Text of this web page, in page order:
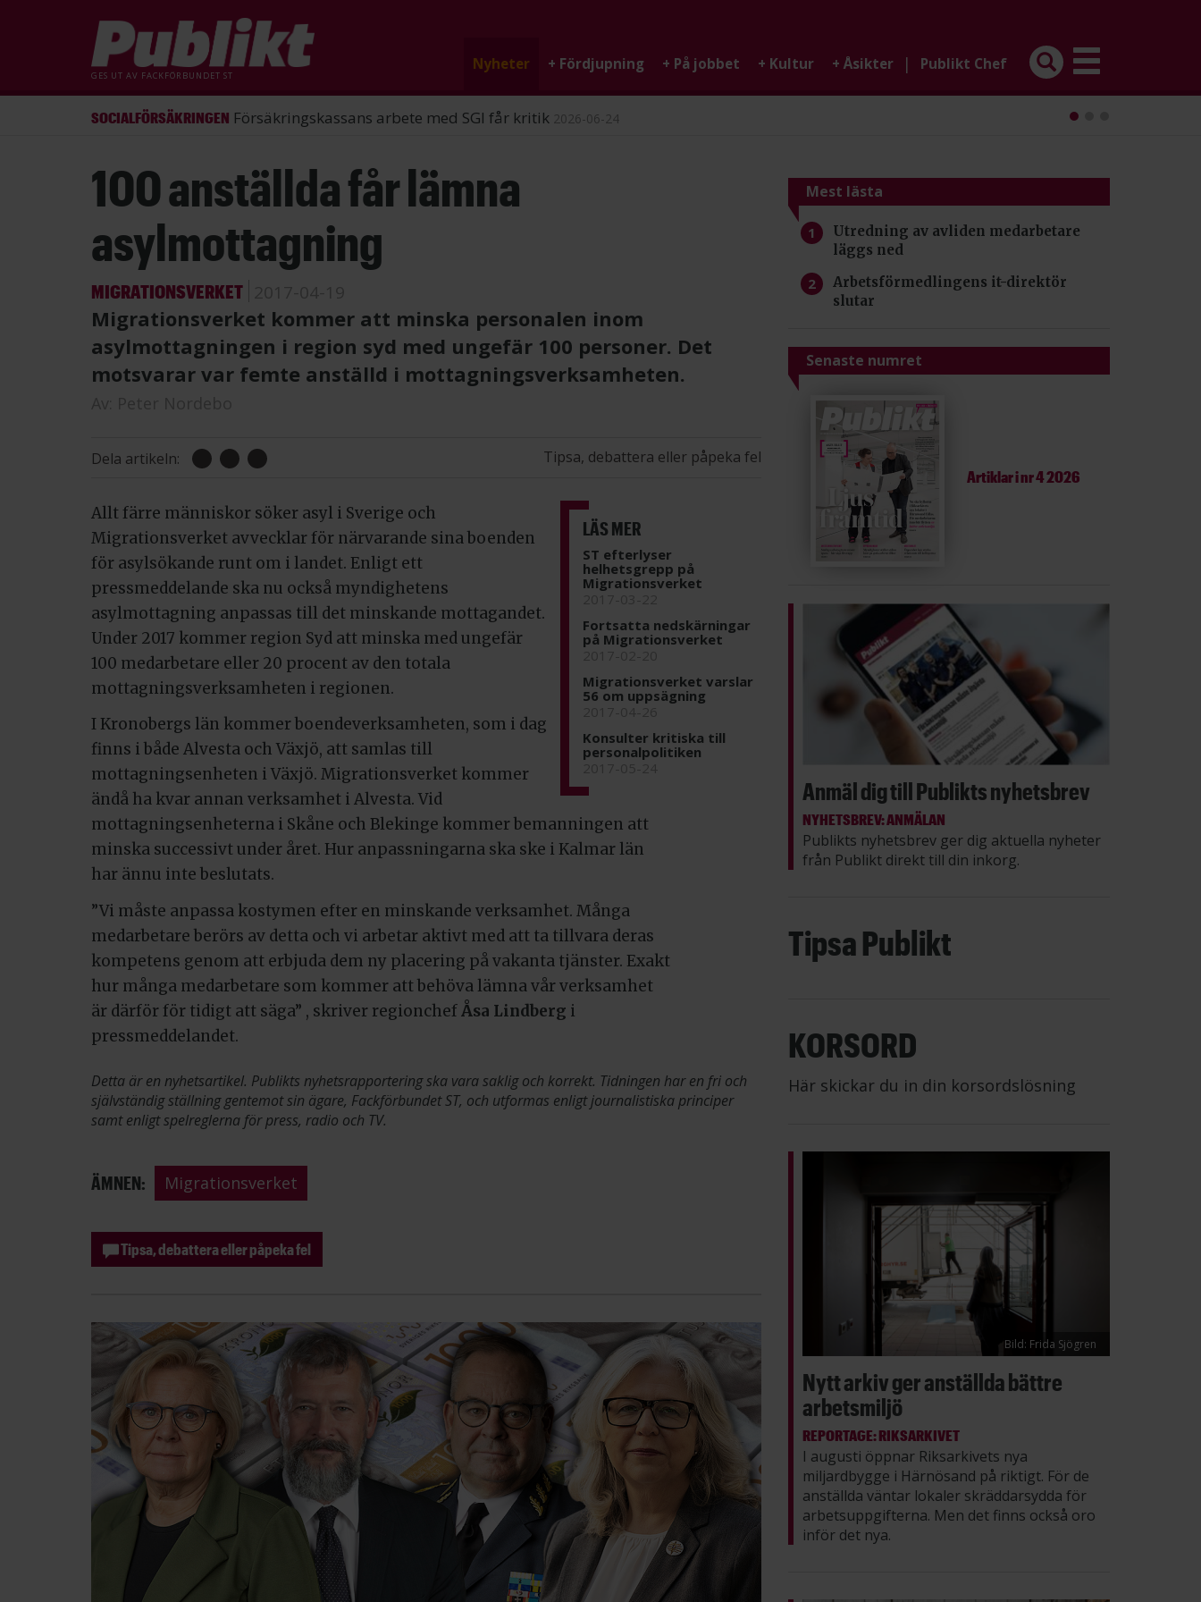
GES UT AV FACKFÖRBUNDET ST
Nyheter + Fördjupning + På jobbet + Kultur + Åsikter | Publikt Chef
ARBETSRÄTT ST förlorade mål mot Energimyndigheten 2026-06-25
100 anställda får lämna
asylmottagning
MIGRATIONSVERKET
Migrationsverket kommer att minska personalen inom
asylmottagningen i region syd med ungefär 100 personer. Det
motsvarar var femte anställd i mottagningsverksamheten.
Dela artikeln: Tipsa, debattera eller påpeka fel
LÄS MER
ST efterlyser
helhetsgrepp på
Migrationsverket
Fortsatta nedskärningar
på Migrationsverket
Migrationsverket varslar
56 om uppsägning
Konsulter kritiska till
personalpolitiken
Allt färre människor söker asyl i Sverige och
Migrationsverket avvecklar för närvarande sina boenden
för asylsökande runt om i landet. Enligt ett
pressmeddelande ska nu också myndighetens
asylmottagning anpassas till det minskande mottagandet.
Under 2017 kommer region Syd att minska med ungefär
100 medarbetare eller 20 procent av den totala
mottagningsverksamheten i regionen.
I Kronobergs län kommer boendeverksamheten, som i dag
finns i både Alvesta och Växjö, att samlas till
mottagningsenheten i Växjö. Migrationsverket kommer
ändå ha kvar annan verksamhet i Alvesta. Vid
mottagningsenheterna i Skåne och Blekinge kommer bemanningen att
minska successivt under året. Hur anpassningarna ska ske i Kalmar län
har ännu inte beslutats.
”Vi måste anpassa kostymen efter en minskande verksamhet. Många
medarbetare berörs av detta och vi arbetar aktivt med att ta tillvara deras
kompetens genom att erbjuda dem ny placering på vakanta tjänster. Exakt
hur många medarbetare som kommer att behöva lämna vår verksamhet
är därför för tidigt att säga” , skriver regionchefÅsa Lindberg i
pressmeddelandet.
Detta är en nyhetsartikel. Publikts nyhetsrapportering ska vara saklig och korrekt. Tidningen har en fri och
självständig ställning gentemot sin ägare, Fackförbundet ST, och utformas enligt journalistiska principer
samt enligt spelreglerna för press, radio och TV.
ÄMNEN: Migrationsverket
Tipsa, debattera eller påpeka fel
Mest lästa
Utredning av avliden medarbetare
läggs ned
Arbetsförmedlingens it-direktör
slutar
Senaste numret
Artiklar inr 4 2026
Anmäl dig till Publikts nyhetsbrev
NYHETSBREV: ANMÄLAN
Publikts nyhetsbrev ger dig aktuella nyheter
från Publikt direkt till din inkorg.
Tipsa Publikt
KORSORD
Här skickar du in din korsordslösning
Bild: Frida Sjögren
Nytt arkiv ger anställda bättre
arbetsmiljö
REPORTAGE: RIKSARKIVET
I augusti öppnar Riksarkivets nya
miljardbygge i Härnösand på riktigt. För de
anställda väntar lokaler skräddarsydda för
arbetsuppgifterna. Men det finns också oro
inför det nya.